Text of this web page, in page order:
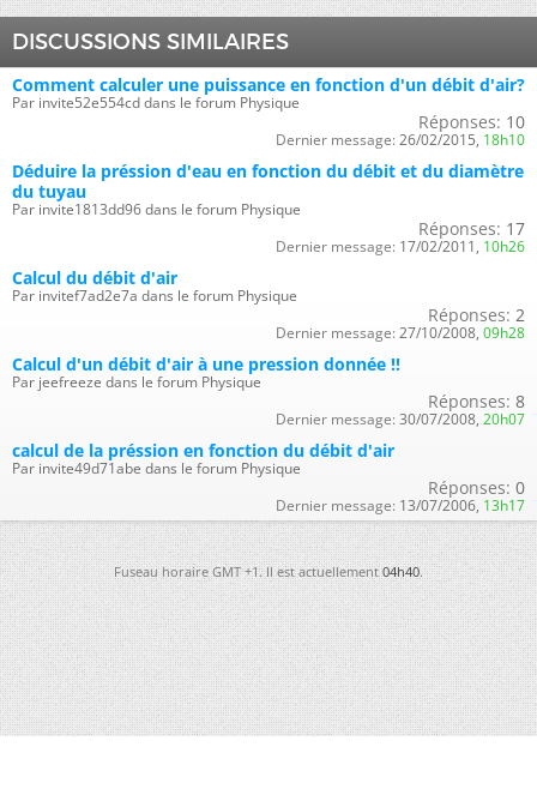
DISCUSSIONS SIMILAIRES
Comment calculer une puissance en fonction d'un débit d'air?
Par invite52e554cd dans le forum Physique
Réponses: 10
Dernier message: 26/02/2015, 18h10
Déduire la préssion d'eau en fonction du débit et du diamètre
du tuyau
Par invite1813dd96 dans le forum Physique
Réponses: 17
Dernier message: 17/02/2011, 10h26
Calcul du débit d'air
Par invitef7ad2e7a dans le forum Physique
Réponses: 2
Dernier message: 27/10/2008, 09h28
Calcul d'un débit d'air à une pression donnée !!
Par jeefreeze dans le forum Physique
Réponses: 8
Dernier message: 30/07/2008, 20h07
calcul de la préssion en fonction du débit d'air
Par invite49d71abe dans le forum Physique
Réponses: 0
Dernier message: 13/07/2006, 13h17
Fuseau horaire GMT +1. Il est actuellement04h40.